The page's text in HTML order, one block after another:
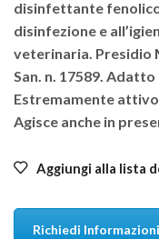
disinfettante
disinfezione e
veterinaria. Presidio
San. n. 17589. Adatto
Estremamente
Agisce anche in
Aggiungi alla lista
Richiedi Informazioni